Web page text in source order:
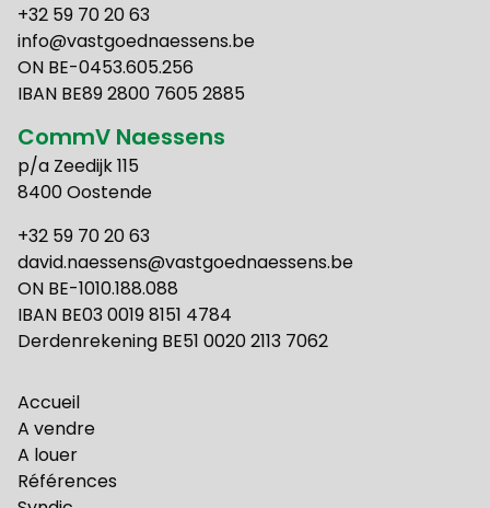
+32 59 70 20 63
info@vastgoednaessens.be
ON BE-0453.605.256
IBAN BE89 2800 7605 2885
CommV Naessens
p/a Zeedijk 115
8400 Oostende
+32 59 70 20 63
david.naessens@vastgoednaessens.be
ON BE-1010.188.088
IBAN BE03 0019 8151 4784
Derdenrekening BE51 0020 2113 7062
Accueil
A vendre
A louer
Références